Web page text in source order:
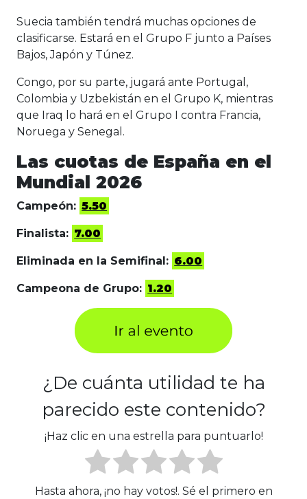
Suecia también tendrá muchas opciones de
clasificarse. Estará en el Grupo F junto a Países
Bajos, Japón y Túnez.
Congo, por su parte, jugará ante Portugal,
Colombia y Uzbekistán en el Grupo K, mientras
que Iraq lo hará en el Grupo I contra Francia,
Noruega y Senegal.
Las cuotas de España en el
Mundial 2026
Campeón: 5.50
Finalista: 7.00
Eliminada en la Semifinal: 6.00
Campeona de Grupo: 1.20
¿De cuánta utilidad te ha
parecido este contenido?
¡Haz clic en una estrella para puntuarlo!
Hasta ahora, ¡no hay votos!. Sé el primero en